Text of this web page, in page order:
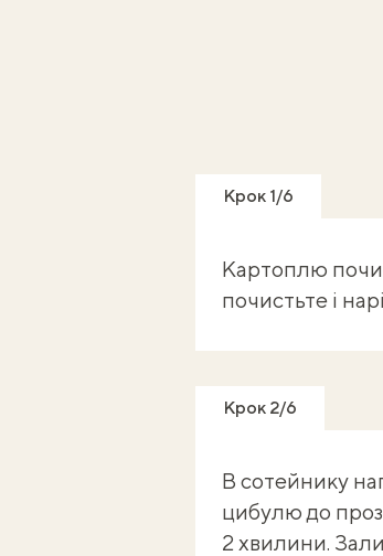
Крок 1/6
Картоплю
почистьте і
Крок 2/6
В сотейнику
цибулю до
2 хвилини.